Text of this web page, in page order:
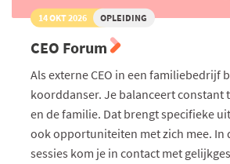
14 OKT 2026 OPLEIDING
CEO Forum
Als externe CEO in een familiebedrijf
koorddanser. Je balanceert constant
en de familie. Dat brengt specifieke
ook opportuniteiten met zich mee. In
sessies kom je in contact met